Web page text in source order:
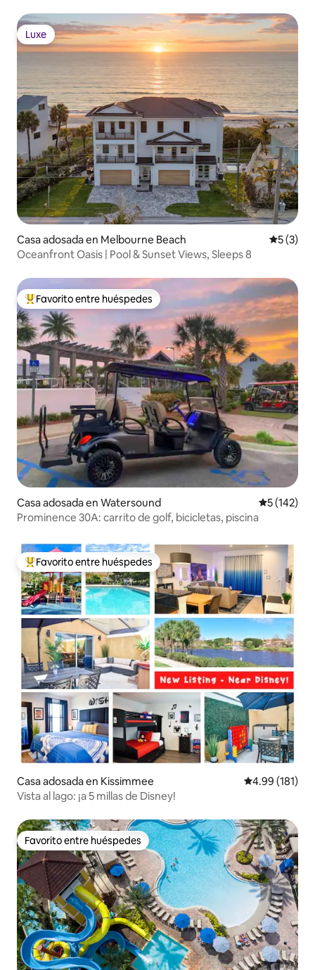
Luxe
Luxe
Casa adosada en Melbourne Beach
5 (3)
Oceanfront Oasis | Pool & Sunset Views, Sleeps 8
Favorito entre huéspedes preferido
Favorito entre huéspedes
Casa adosada en Watersound
5 (142)
Prominence 30A: carrito de golf, bicicletas, piscina
Favorito entre huéspedes preferido
Favorito entre huéspedes
Casa adosada en Kissimmee Calificación
4.99 (181)
Vista al lago: ¡a 5 millas de Disney!
Favorito entre huéspedes
Favorito entre huéspedes